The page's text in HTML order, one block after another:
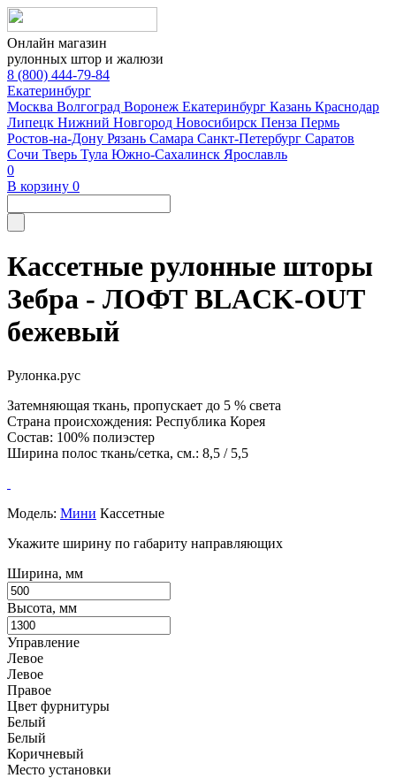
Онлайн магазин
рулонных штор и жалюзи
8 (800) 444-79-84
Екатеринбург
Москва Волгоград Воронеж Екатеринбург Казань Краснодар
Липецк Нижний Новгород Новосибирск Пенза Пермь
Ростов-на-Дону Рязань Самара Санкт-Петербург Саратов
Сочи Тверь Тула Южно-Сахалинск Ярославль
0
В корзину 0
Кассетные рулонные шторы
Зебра - ЛОФТ BLACK-OUT
бежевый
Рулонка.рус
Затемняющая ткань, пропускает до 5 % света
Страна происхождения: Республика Корея
Состав: 100% полиэстер
Ширина полос ткань/сетка, см.: 8,5 / 5,5
Модель: Мини Кассетные
Укажите ширину по габариту направляющих
Ширина, мм
Высота, мм
Управление
Левое
Левое
Правое
Цвет фурнитуры
Белый
Белый
Коричневый
Место установки